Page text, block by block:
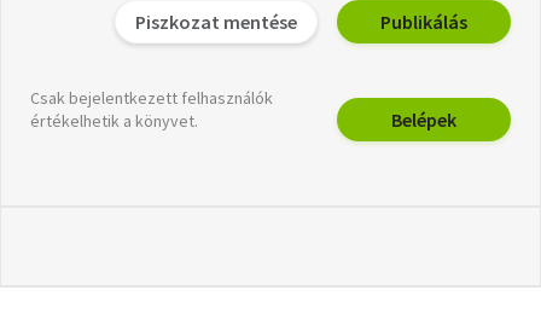
Piszkozat mentése Publikálás
Csak bejelentkezett felhasználók
értékelhetik a könyvet.
Belépek